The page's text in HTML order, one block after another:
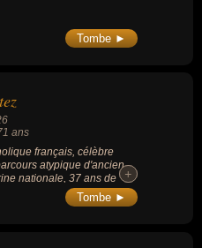
Tombe ►
ans
français, célèbre
atypique d'ancien
nationale, 37 ans de
grandes paroisses
dans l'accompagnement
+
+
Tombe ►